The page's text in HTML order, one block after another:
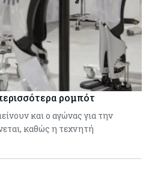
ρομπότ
και ο αγώνας για την
καθώς η τεχνητή